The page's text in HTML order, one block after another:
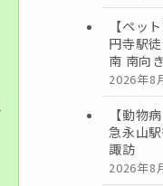
【ペッ
円寺駅
南 南向
2026年8
【動物
急永山
諏訪
2026年8